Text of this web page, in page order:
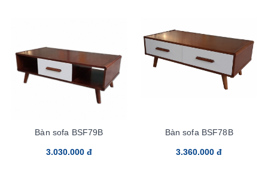
Bàn sofa BSF79B
3.030.000 đ
Bàn sofa BSF78B
3.360.000 đ